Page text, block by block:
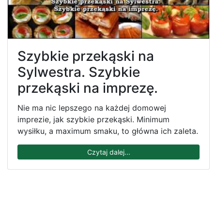
Szybkie przekąski na
Sylwestra. Szybkie
przekąski na imprezę.
Nie ma nic lepszego na każdej domowej
imprezie, jak szybkie przekąski. Minimum
wysiłku, a maximum smaku, to główna ich zaleta.
Czytaj dalej...